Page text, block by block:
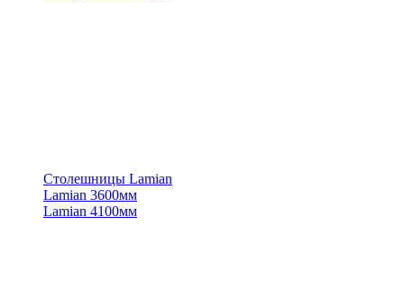
Столешницы Lamian
Lamian 3600мм
Lamian 4100мм